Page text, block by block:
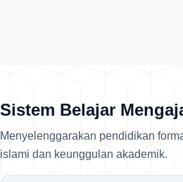
Sistem Belajar
Menyelenggarakan pendidikan
islami dan keunggulan akademik.